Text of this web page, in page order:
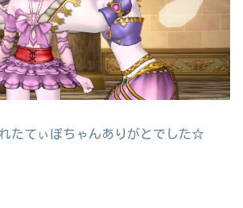
たてぃぽちゃんありがとでした☆